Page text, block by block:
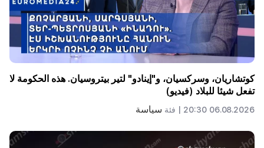
كوتشاريان، وسركسيان، و"إينادو" لتير بيتروسيان. هذه الحكومة لا
تفعل شيئا للبلاد (فيديو)
06.08.2026 20:30 | فئة سياسة